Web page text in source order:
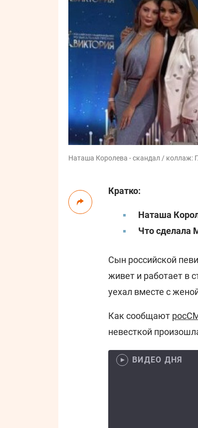
Наташа Королева - скандал / коллаж:
Кратко:
Наташа
Что сделала
Сын российской
живет и работает в
уехал вместе с
Как сообщают
невесткой
ВИДЕО ДНЯ